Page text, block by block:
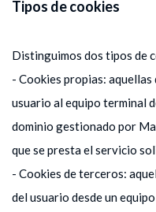
Tipos de cookies
Distinguimos dos tipos de
- Cookies propias:
usuario al equipo terminal
dominio gestionado por
que se presta el servicio
- Cookies de terceros:
del usuario desde un